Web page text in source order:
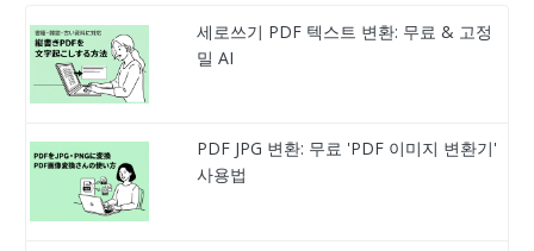
세로쓰기 PDF 텍스트 변환: 무료 & 고정
밀 AI
PDF JPG 변환: 무료 'PDF 이미지 변환기'
사용법